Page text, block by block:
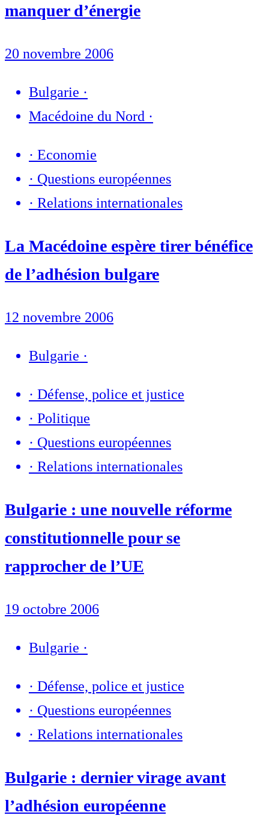
manquer d’énergie
20 novembre 2006
Bulgarie ·
Macédoine du Nord ·
· Economie
· Questions européennes
· Relations internationales
La Macédoine espère tirer bénéfice
de l’adhésion bulgare
12 novembre 2006
Bulgarie ·
· Défense, police et justice
· Politique
· Questions européennes
· Relations internationales
Bulgarie : une nouvelle réforme
constitutionnelle pour se
rapprocher de l’UE
19 octobre 2006
Bulgarie ·
· Défense, police et justice
· Questions européennes
· Relations internationales
Bulgarie : dernier virage avant
l’adhésion européenne